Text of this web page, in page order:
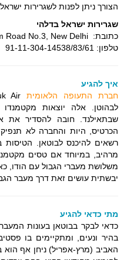
הצורך ניתן לפנות לשגרירות
שגרירות ישראל בדלהי
כתובת: Dr. APJ Abdul Kalam Road No.3, New Delhi
טלפון: 91-11-304-14538/83/61
איך להגיע
חברת התעופה הלאומית
לבהוטן. אלה יוצאות
שבתאילנד. חובה להסדיר את
הכרטיס, היות והחברה לא
רשאים להיכנס לבוטאן.
מרהיב, במיוחד אם טסים
משלושת מעברי הגבול עם הודו,
יבשתית עושים זאת דרך מעבר
מתי כדאי להגיע
כדאי לבקר בבוטאן בעונות
בהיר ונעים, ומתקיימים בו
האביב (מרץ-אפריל) ניחן אף הוא